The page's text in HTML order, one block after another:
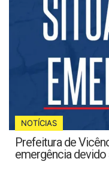
NOTÍCIAS
Prefeitura de
emergência devido